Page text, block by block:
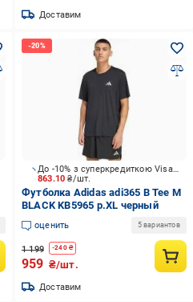
Доставим
863.10₴/шт.
До -10% з суперкредиткою Visa Вигода
Футболка Adidas adi365 B Tee M
BLACK KB5965 р.XL черный
оценить 5 вариантов
1 199 -240₴
959 ₴/шт.
Доставим